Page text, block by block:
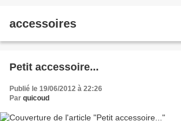
accessoires
Petit accessoire...
Publié le 19/06/2012 à 22:26
Par quicoud